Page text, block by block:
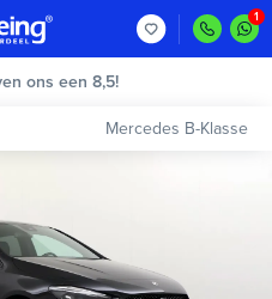
ons een 8,5!
Mercedes B-Klasse